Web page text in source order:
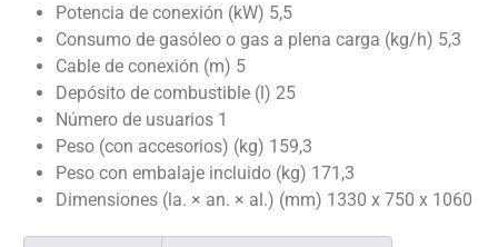
Potencia de conexión (kW) 5,5
Consumo de gasóleo o gas a plena carga (kg/h) 5,3
Cable de conexión (m) 5
Depósito de combustible (l) 25
Número de usuarios 1
Peso (con accesorios) (kg) 159,3
Peso con embalaje incluido (kg) 171,3
Dimensiones (la. × an. × al.) (mm) 1330 x 750 x 1060